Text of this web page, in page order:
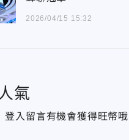
2026/04/15 15:32
氣
登入留言有機會獲得旺幣哦